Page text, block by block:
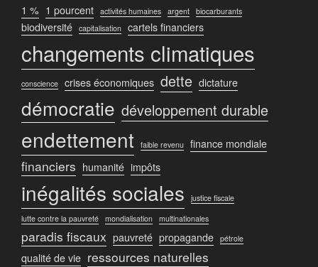
1 % 1 pourcent activités humaines argent biocarburants
biodiversité capitalisation cartels financiers
changements climatiques
conscience crises économiques dette dictature
démocratie développement durable
endettement faible revenu finance mondiale
financiers humanité impôts
inégalités sociales
justice fiscale
lutte contre la pauvreté mondialisation multinationales
paradis fiscaux pauvreté propagande pétrole
qualité de vie ressources naturelles